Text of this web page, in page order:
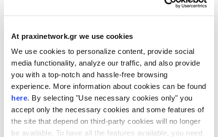
At praxinetwork.gr we use cookies
We use cookies to personalize content, provide social
media functionality, analyze our traffic, and also provide
you with a top-notch and hassle-free browsing
experience. More information about cookies can be found
here. By selecting "Use necessary cookies only" you
accept only the necessary cookies and some features of
the site that depend on third-party cookies will no longer
be available. To have all the features available, you need
να υποβάλουν τις ερωτήσεις τους στους
ομιλητές μέσωsli.do.
Το Δίκτυο ΠΡΑΞΗ/ΙΤΕ στηρίζει την
ερευνητική καινοτομία σε όλο της το
φάσμα εφαρμόζοντας ένα πλαίσιο
παροχής ολοκληρωμένης συμβουλευτικής
τόσο προς την ερευνητική κοινότητα όσο